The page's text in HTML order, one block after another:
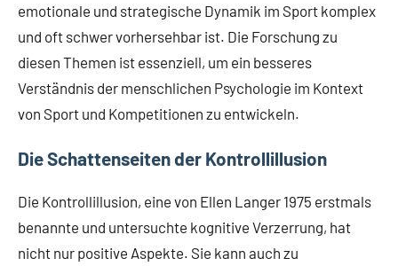
emotionale und strategische Dynamik im Sport komplex
und oft schwer vorhersehbar ist. Die Forschung zu
diesen Themen ist essenziell, um ein besseres
Verständnis der menschlichen Psychologie im Kontext
von Sport und Kompetitionen zu entwickeln.
Die Schattenseiten der Kontrollillusion
Die Kontrollillusion, eine von Ellen Langer 1975 erstmals
benannte und untersuchte kognitive Verzerrung, hat
nicht nur positive Aspekte. Sie kann auch zu